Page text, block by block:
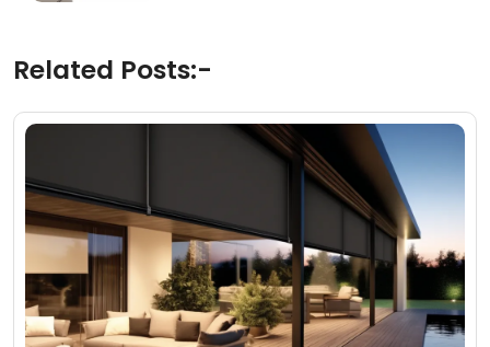
Related Posts:-